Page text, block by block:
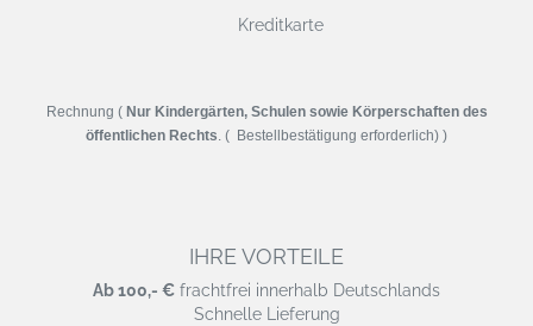
Kreditkarte
Rechnung ( Nur Kindergärten, Schulen sowie Körperschaften des
öffentlichen Rechts . ( Bestellbestätigung erforderlich) )
IHRE VORTEILE
Ab 100,- € frachtfrei innerhalb Deutschlands
Schnelle Lieferung